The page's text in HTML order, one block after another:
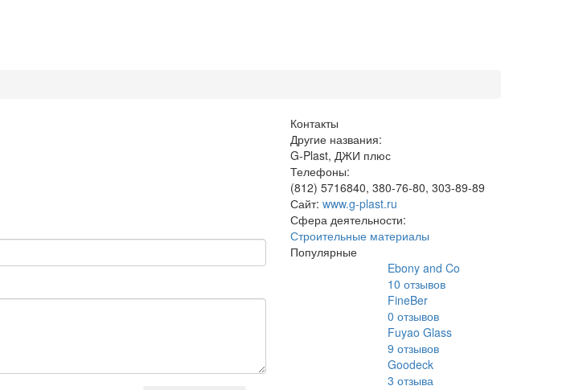
Контакты
Другие названия:
G-Plast, ДЖИ плюс
Телефоны:
(812) 5716840, 380-76-80, 303-89-89
Сайт: www.g-plast.ru
Сфера деятельности:
Строительные материалы
Популярные
Ebony and Co
10 отзывов
FineBer
0 отзывов
Fuyao Glass
9 отзывов
Goodeck
3 отзыва